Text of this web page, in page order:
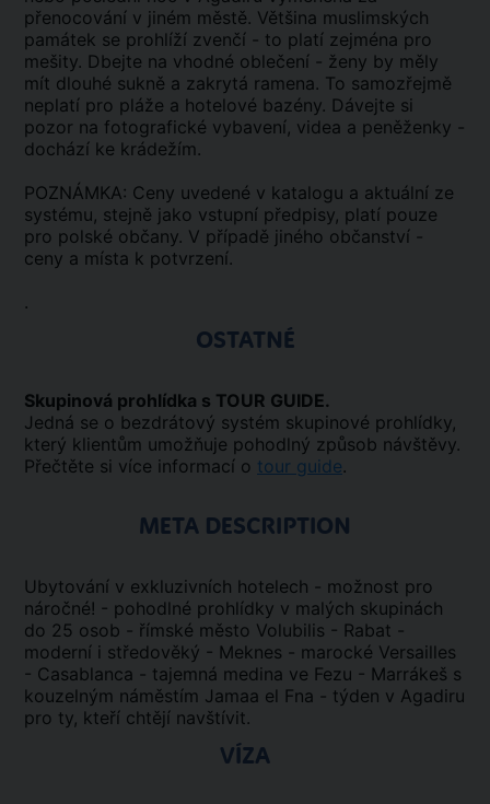
přenocování v jiném městě. Většina muslimských
památek se prohlíží zvenčí - to platí zejména pro
mešity. Dbejte na vhodné oblečení - ženy by měly
mít dlouhé sukně a zakrytá ramena. To samozřejmě
neplatí pro pláže a hotelové bazény. Dávejte si
pozor na fotografické vybavení, videa a peněženky -
dochází ke krádežím.
POZNÁMKA: Ceny uvedené v katalogu a aktuální ze
systému, stejně jako vstupní předpisy, platí pouze
pro polské občany. V případě jiného občanství -
ceny a místa k potvrzení.
.
OSTATNÉ
Skupinová prohlídka s TOUR GUIDE.
Jedná se o bezdrátový systém skupinové prohlídky,
který klientům umožňuje pohodlný způsob návštěvy.
Přečtěte si více informací o tour guide.
META DESCRIPTION
Ubytování v exkluzivních hotelech - možnost pro
náročné! - pohodlné prohlídky v malých skupinách
do 25 osob - římské město Volubilis - Rabat -
moderní i středověký - Meknes - marocké Versailles
- Casablanca - tajemná medina ve Fezu - Marrákeš s
kouzelným náměstím Jamaa el Fna - týden v Agadiru
pro ty, kteří chtějí navštívit.
VÍZA